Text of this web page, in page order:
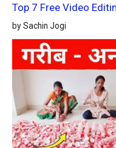
Top 7 Free Video
by Sachin Jogi